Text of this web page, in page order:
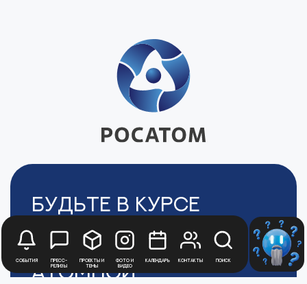
События
Пресс-
релизы
Проекты и
темы
Фото и
видео
Календарь Контакты Поиск
Будьте в курсе
новостей
Медиацентра
Атомной